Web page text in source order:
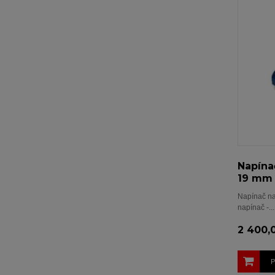
19 mm
Napínač
napínač -...
2